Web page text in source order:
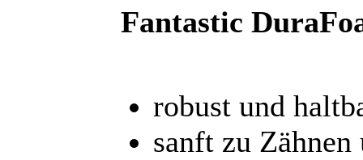
Fantastic
robust und
sanft zu